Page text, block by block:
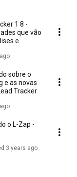
1 8 -
que vão
e
sobre o
e as novas
Tracker
o L-Zap -
3 years ago